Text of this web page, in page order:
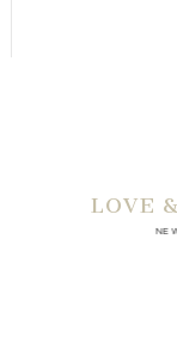
LOVE